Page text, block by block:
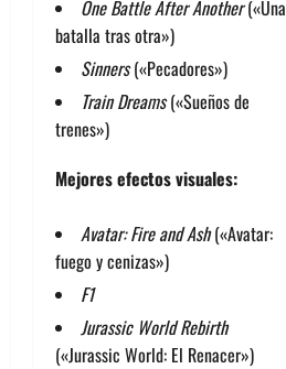
One Battle After Another(«Una
batalla tras otra»)
Sinners(«Pecadores»)
Train Dreams(«Sueños de
trenes»)
Mejores efectos visuales:
Avatar: Fire and Ash(«Avatar:
fuego y cenizas»)
F1
Jurassic World Rebirth
(«Jurassic World: El Renacer»)